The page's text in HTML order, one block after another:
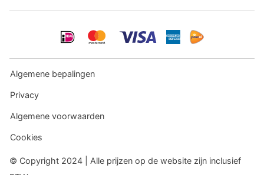
© Copyright 2024 | Alle prijzen op de website zijn inclusief
Algemene bepalingen
Privacy
Algemene voorwaarden
Cookies